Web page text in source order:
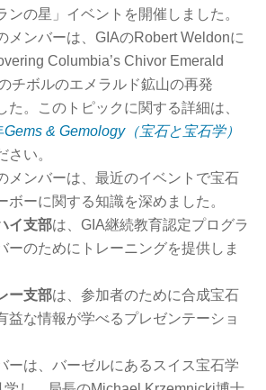
ンの星」イベントを開催しました。
メンバーは、GIAのRobert Weldonに
Columbia’s Chivor Emerald
チボルのエメラルド鉱山の再発
た。このトピックに関する詳細は、
Gems & Gemology（宝石と宝石学）
さい。
メンバーは、最近のイベントで宝石
ボーに関する知識を深めました。
イ支部は、GIA継続教育認定プログラ
ーのためにトレーニングを提供しま
ー支部は、参加者のために合成宝石
益な情報が学べるプレゼンテーショ
ーは、バーゼルにあるスイス宝石学